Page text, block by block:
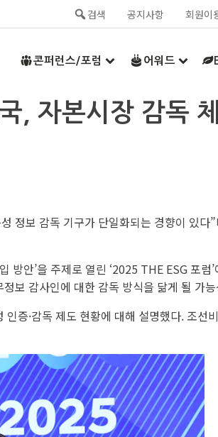
검색 공지사항 회원이
콘퍼런스/포럼 어워드
, 자본시장 감독
정보 감독 기구가 단일화되는 경향이 있다
안’을 주제로 열린 ‘2025 THE ESG 포
보 감사인에 대한 감독 방식을 닮게 될 가
증·감독 제도 현황에 대해 설명했다. 조선